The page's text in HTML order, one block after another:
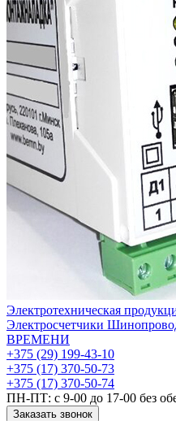
Электротехническая
Электросчетчики
ВРЕМЕНИ
+375 (29) 199-43-10
+375 (17) 370-50-73
+375 (17) 370-50-74
ПН-ПТ: с 9-00 до 17-00 без
Заказать звонок